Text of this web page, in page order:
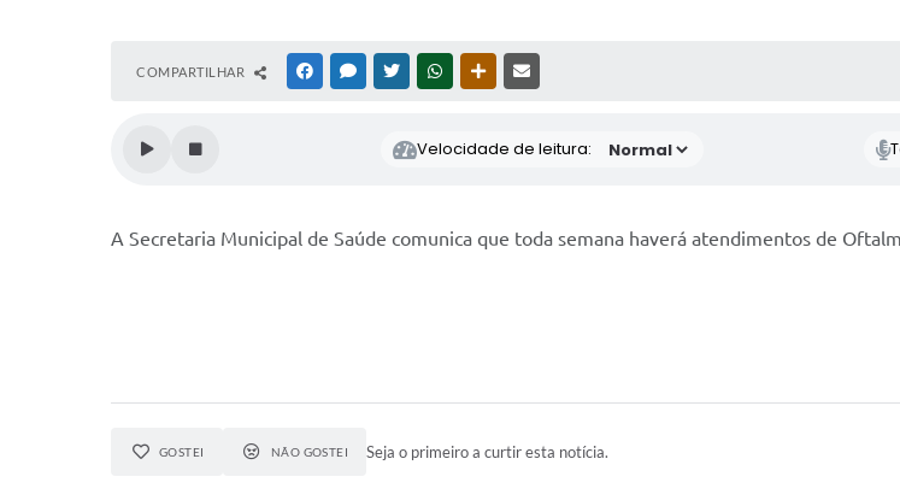
COMPARTILHAR FACEBOOKMESSENGER
TWITTERWHATSAPPOUTRAS MÍDIAS
Velocidade de leitura:
A Secretaria Municipal de Saúde comunica que toda semana haverá atendimentos de
GOSTEI NÃO GOSTEI Seja o primeiro a curtir esta notícia.